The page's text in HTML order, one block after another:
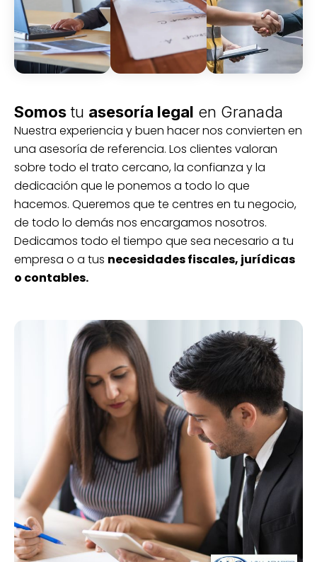
Somostu asesoría legal en Granada
Nuestra experiencia y buen hacer nos convierten en
una asesoría de referencia. Los clientes valoran
sobre todo el trato cercano, la confianza y la
dedicación que le ponemos a todo lo que
hacemos. Queremos que te centres en tu negocio,
de todo lo demás nos encargamos nosotros.
Dedicamos todo el tiempo que sea necesario a tu
empresa o a tus necesidades fiscales, jurídicas
o contables.